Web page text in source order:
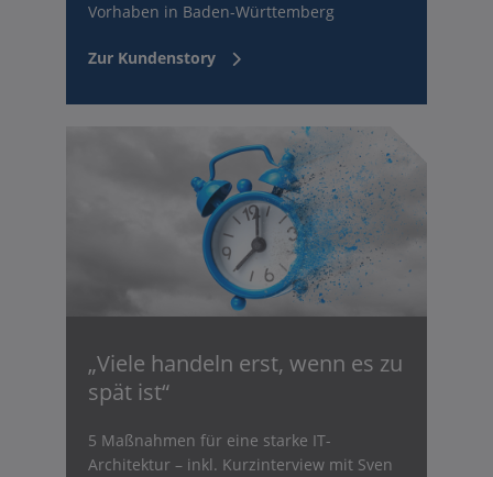
Vorhaben in Baden-Württemberg
Zur Kundenstory
„Viele handeln erst, wenn es zu
spät ist“
5 Maßnahmen für eine starke IT-
Architektur – inkl. Kurzinterview mit Sven